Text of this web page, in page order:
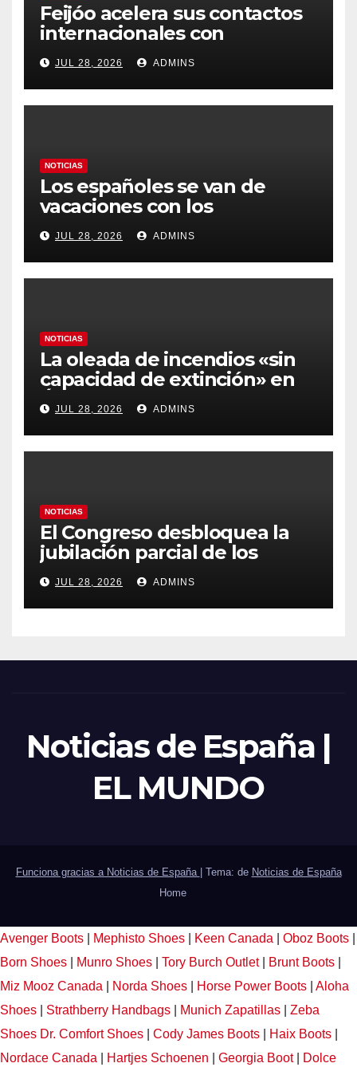
Feijóo acelera sus contactos
internacionales con
Latinoamérica como socio
prioritario en su agenda de
gobierno
JUL 28, 2026 ADMINS
NOTICIAS
Los españoles se van de
vacaciones con los
carburantes hasta un 21%
más caros que el año pasado
y los hoteles disparados
JUL 28, 2026 ADMINS
NOTICIAS
La oleada de incendios «sin
capacidad de extinción» en
Ávila y al oeste de Madrid
obliga a declarar la
emergencia nacional
JUL 28, 2026 ADMINS
NOTICIAS
El Congreso desbloquea la
jubilación parcial de los
trabajadores laborales del
sector público
JUL 28, 2026 ADMINS
Noticias de España |
EL MUNDO
Funciona gracias a Noticias de España | Tema: de Noticias de España
Home
Avenger Boots Mephisto Shoes Keen Canada Oboz Boots
Born Shoes
Munro Shoes Tory Burch Outlet Brunt Boots
Miz Mooz Canada
Norda Shoes Horse Power Boots
Aloha
Shoes
Strathberry Handbags Munich Zapatillas
Zeba
Shoes Dr. Comfort Shoes Cody James Boots Haix Boots
Nordace Canada
Hartjes Schoenen Georgia Boot| Dolce